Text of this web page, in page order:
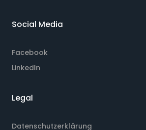
Social Media
Facebook
LinkedIn
Legal
Datenschutzerklärung